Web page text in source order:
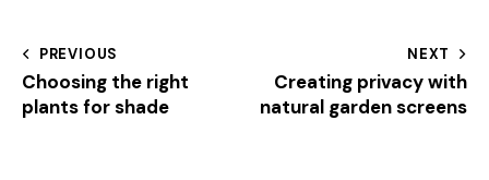
PREVIOUS
Choosing the right
plants for shade
NEXT
Creating privacy with
natural garden screens